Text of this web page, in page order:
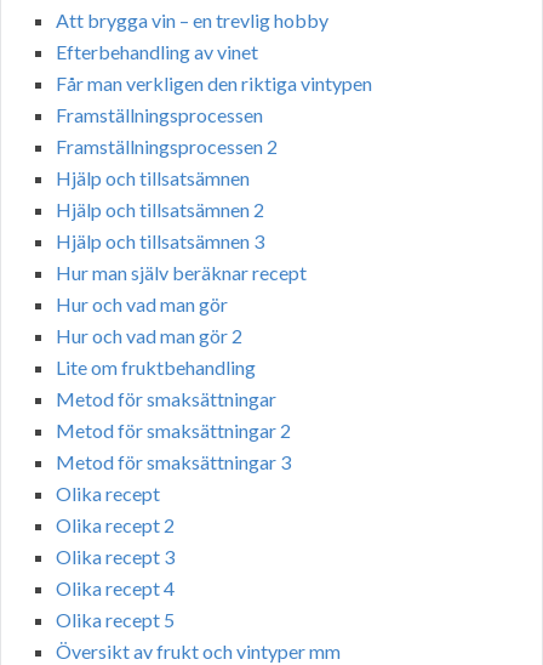
Att brygga vin – en trevlig hobby
Efterbehandling av vinet
Får man verkligen den riktiga vintypen
Framställningsprocessen
Framställningsprocessen 2
Hjälp och tillsatsämnen
Hjälp och tillsatsämnen 2
Hjälp och tillsatsämnen 3
Hur man själv beräknar recept
Hur och vad man gör
Hur och vad man gör 2
Lite om fruktbehandling
Metod för smaksättningar
Metod för smaksättningar 2
Metod för smaksättningar 3
Olika recept
Olika recept 2
Olika recept 3
Olika recept 4
Olika recept 5
Översikt av frukt och vintyper mm